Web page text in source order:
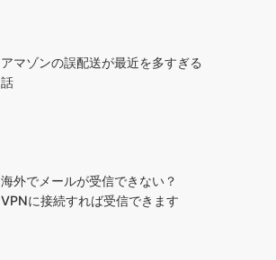
アマゾンの誤配送が最近を多すぎる
話
海外でメールが受信できない？
VPNに接続すれば受信できます